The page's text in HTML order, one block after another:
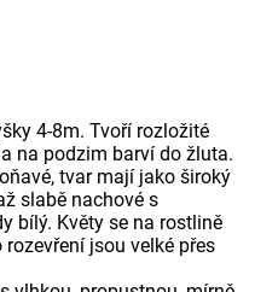
4-8m. Tvoří rozložité
na podzim barví do žluta.
tvar mají jako široký
slabě nachové s
bílý. Květy se na rostlině
jsou velké přes